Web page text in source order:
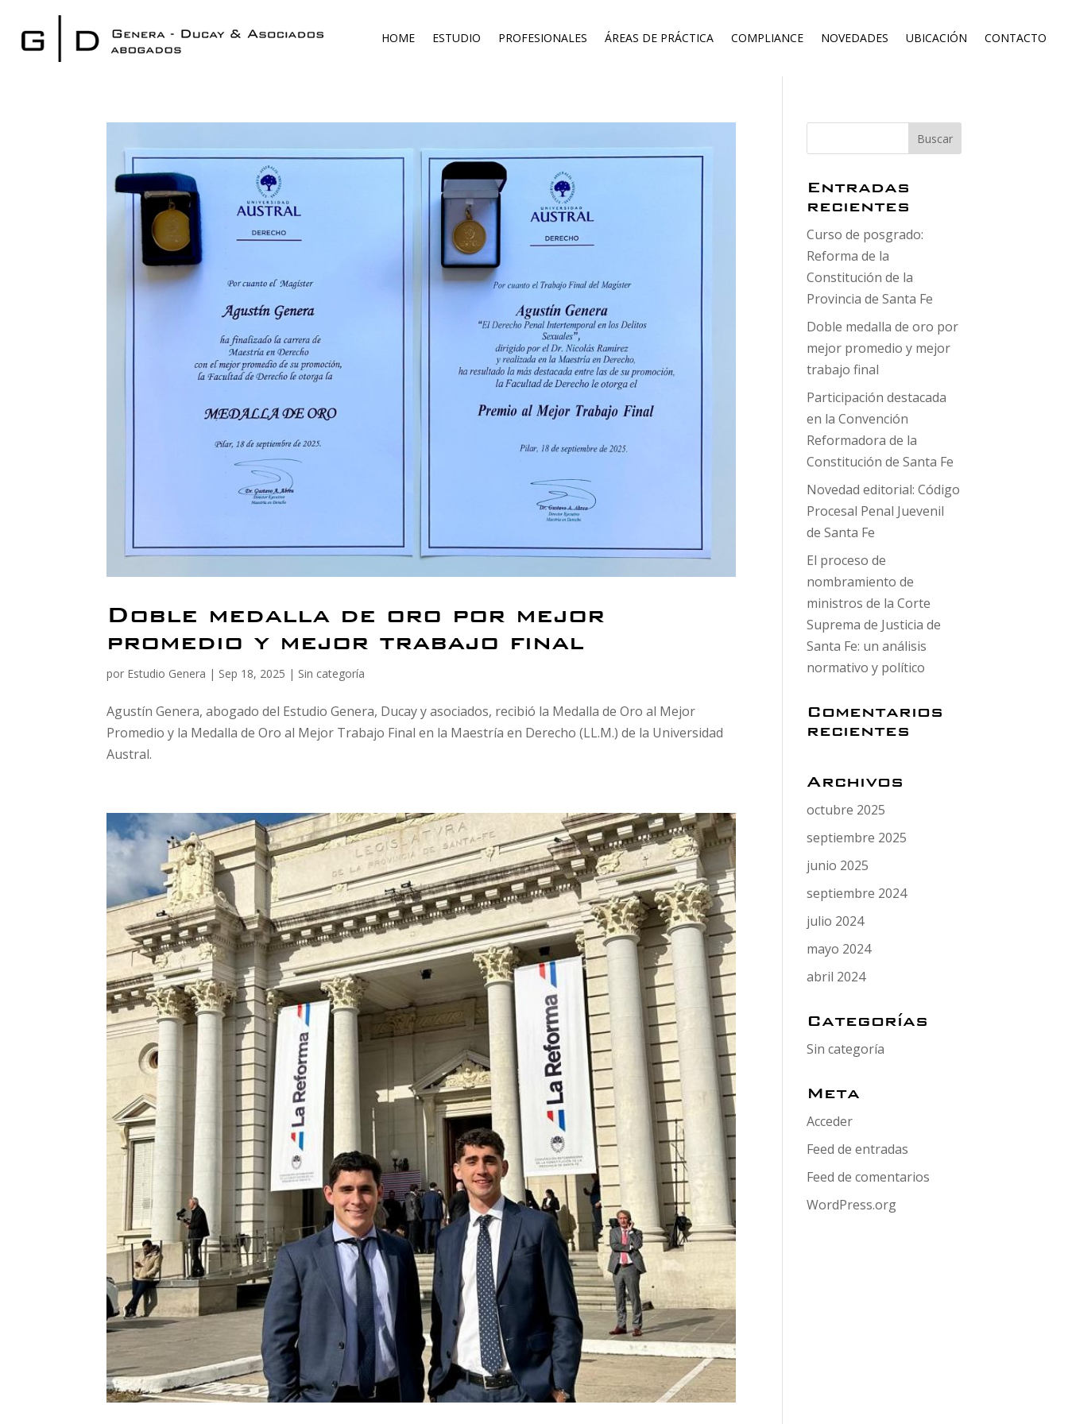
HOME ESTUDIO PROFESIONALES ÁREAS DE PRÁCTICA COMPLIANCE NOVEDADES UBICACIÓN CONTACTO
Doble medalla de oro por mejor
promedio y mejor trabajo final
por Estudio Genera | Sep 18, 2025 | Sin categoría
Agustín Genera, abogado del Estudio Genera, Ducay y asociados, recibió la Medalla de Oro al Mejor
Promedio y la Medalla de Oro al Mejor Trabajo Final en la Maestría en Derecho (LL.M.) de la Universidad
Austral.
Entradas
recientes
Curso de posgrado:
Reforma de la
Constitución de la
Provincia de Santa Fe
Doble medalla de oro por
mejor promedio y mejor
trabajo final
Participación destacada
en la Convención
Reformadora de la
Constitución de Santa Fe
Novedad editorial: Código
Procesal Penal Juevenil
de Santa Fe
El proceso de
nombramiento de
ministros de la Corte
Suprema de Justicia de
Santa Fe: un análisis
normativo y político
Comentarios
recientes
Archivos
octubre 2025
septiembre 2025
junio 2025
septiembre 2024
julio 2024
mayo 2024
abril 2024
Categorías
Sin categoría
Meta
Acceder
Feed de entradas
Feed de comentarios
WordPress.org